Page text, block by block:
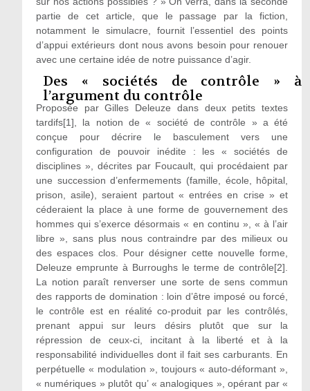
partie de cet article, que le passage par la fiction,
notamment le simulacre, fournit l’essentiel des points
d’appui extérieurs dont nous avons besoin pour renouer
avec une certaine idée de notre puissance d’agir.
Des « sociétés de contrôle » à
l’argument du contrôle
Proposée par Gilles Deleuze dans deux petits textes
tardifs[1], la notion de « société de contrôle » a été
conçue pour décrire le basculement vers une
configuration de pouvoir inédite : les « sociétés de
disciplines », décrites par Foucault, qui procédaient par
une succession d’enfermements (famille, école, hôpital,
prison, asile), seraient partout « entrées en crise » et
céderaient la place à une forme de gouvernement des
hommes qui s’exerce désormais « en continu », « à l’air
libre », sans plus nous contraindre par des milieux ou
des espaces clos. Pour désigner cette nouvelle forme,
Deleuze emprunte à Burroughs le terme de contrôle[2].
La notion paraît renverser une sorte de sens commun
des rapports de domination : loin d’être imposé ou forcé,
le contrôle est en réalité co-produit par les contrôlés,
prenant appui sur leurs désirs plutôt que sur la
répression de ceux-ci, incitant à la liberté et à la
responsabilité individuelles dont il fait ses carburants. En
perpétuelle « modulation », toujours « auto-déformant »,
« numériques » plutôt qu’ « analogiques », opérant par «